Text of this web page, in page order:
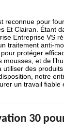
reconnue pour
Et Clairan. Étant
Entreprise VS
traitement anti-
protéger
et de
des
notre
un travail fiable
30